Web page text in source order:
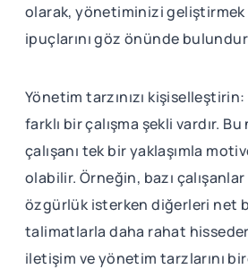
olarak, yönetiminizi geliştirmek
ipuçlarını göz önünde
Yönetim tarzınızı kişiselleştirin:
farklı bir çalışma şekli vardır.
çalışanı tek bir yaklaşımla
olabilir. Örneğin, bazı
özgürlük isterken diğerleri net
talimatlarla daha rahat
iletişim ve yönetim tarzlarını